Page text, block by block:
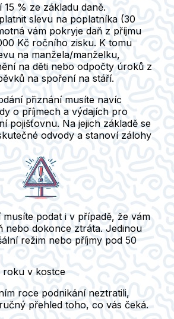
15 % ze základu daně.
slevu na poplatníka (30
vám pokryje daň z příjmu
Kč ročního zisku. K tomu
na manžela/manželku,
na děti nebo odpočty úroků z
na spoření na stáří.
přiznání musíte navíc
o příjmech a výdajích pro
pojišťovnu. Na jejich základě se
odvody a stanoví zálohy
musíte podat i v případě, že vám
nebo dokonce ztráta. Jedinou
režim nebo příjmy pod 50
roku v kostce
roce podnikání neztratili,
přehled toho, co vás čeká.